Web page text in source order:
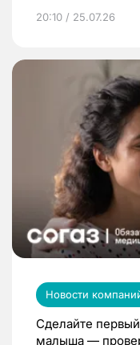
20:10 / 25.07.26
Новости
Сделайте
малыша —